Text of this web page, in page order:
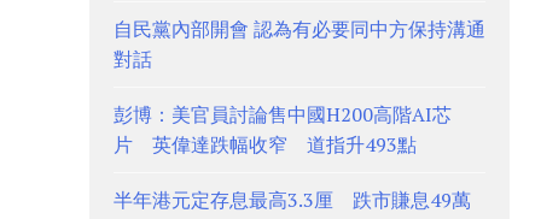
自民黨內部開會 認為有必要同中方保持溝通
對話
彭博：美官員討論售中國H200高階AI芯
片 英偉達跌幅收窄 道指升493點
半年港元定存息最高3.3厘 跌市賺息49萬